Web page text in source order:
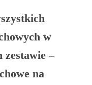
w
zestawie –
na